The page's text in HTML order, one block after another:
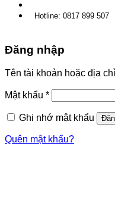
Hotline: 0817 899 507
Đăng nhập
Tên tài khoản hoặc địa
Mật khẩu *
Ghi nhớ mật khẩu
Quên mật khẩu?